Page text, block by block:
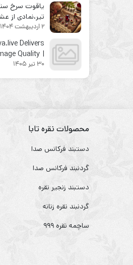
یاقوت سرخ
تیر،نمادی از
شجاعت
2 اردیبهشت 1404
Delivers
Quality |
Visuals
30 تیر 1405
محصولات نقره تابا
دستبند فرکانس صدا
گردنبند فرکانس صدا
دستبند زنجیر نقره
گردنبند نقره زنانه
ساچمه نقره ۹۹۹